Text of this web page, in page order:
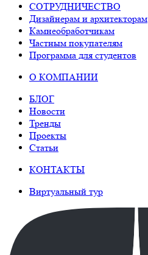
СОТРУДНИЧЕСТВО
Дизайнерам и архитекторам
Камнеобработчикам
Частным покупателям
Программа для студентов
О КОМПАНИИ
БЛОГ
Новости
Тренды
Проекты
Статьи
КОНТАКТЫ
Виртуальный тур